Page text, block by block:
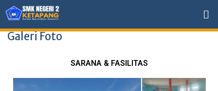
Galeri Foto
SARANA & FASILITAS